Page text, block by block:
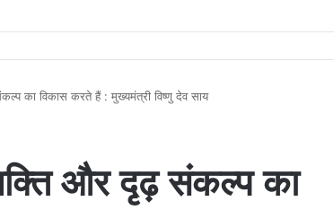
में उत्साह, नैनो डीएपी और नैनो यूरिया बने किसानों के भरोसेमंद कृषि साथी…..
का विकास करते हैं : मुख्यमंत्री विष्णु देव साय
और दृढ़ संकल्प का